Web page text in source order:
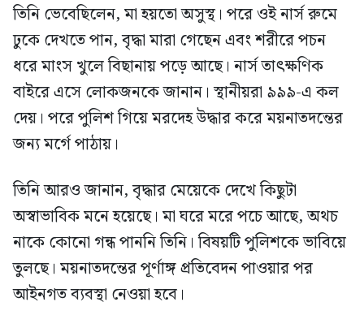
তিনি ভেবেছিলেন, মা হয়তো অসুস্থ। পরে ওই নার্স রুমে
ঢুকে দেখতে পান, বৃদ্ধা মারা গেছেন এবং শরীরে পচন
ধরে মাংস খুলে বিছানায় পড়ে আছে। নার্স তাৎক্ষণিক
বাইরে এসে লোকজনকে জানান। স্থানীয়রা ৯৯৯-এ কল
দেয়। পরে পুলিশ গিয়ে মরদেহ উদ্ধার করে ময়নাতদন্তের
জন্য মর্গে পাঠায়।
তিনি আরও জানান, বৃদ্ধার মেয়েকে দেখে কিছুটা
অস্বাভাবিক মনে হয়েছে। মা ঘরে মরে পচে আছে, অথচ
নাকে কোনো গন্ধ পাননি তিনি। বিষয়টি পুলিশকে ভাবিয়ে
তুলছে। ময়নাতদন্তের পূর্ণাঙ্গ প্রতিবেদন পাওয়ার পর
আইনগত ব্যবস্থা নেওয়া হবে।